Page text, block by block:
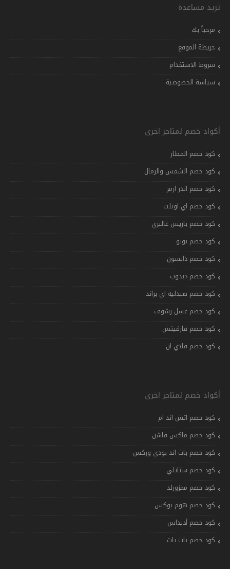
تريد مساعدة
مرحباً بك
خريطة الموقع
شروط الاستخدام
سياسة الخصوصية
أكواد خصم لمتاجر اخرى
كود خصم المطار
كود خصم الشمس والرمال
كود خصم اندر ارمر
كود خصم اي اوتلت
كود خصم باريس غاليري
كود خصم تويو
كود خصم دايسون
كود خصم دبدوب
كود خصم صيدلية اي براند
كود خصم عسل رشوف
كود خصم فارفيتش
كود خصم فلاي ان
أكواد خصم لمتاجر اخرى
كود خصم اتش اند ام
كود خصم ماكس فاشن
كود خصم باث اند بودي وركس
كود خصم ستايلي
كود خصم ممزورلد
كود خصم هوم بوكس
كود خصم أديداس
كود خصم بات بات